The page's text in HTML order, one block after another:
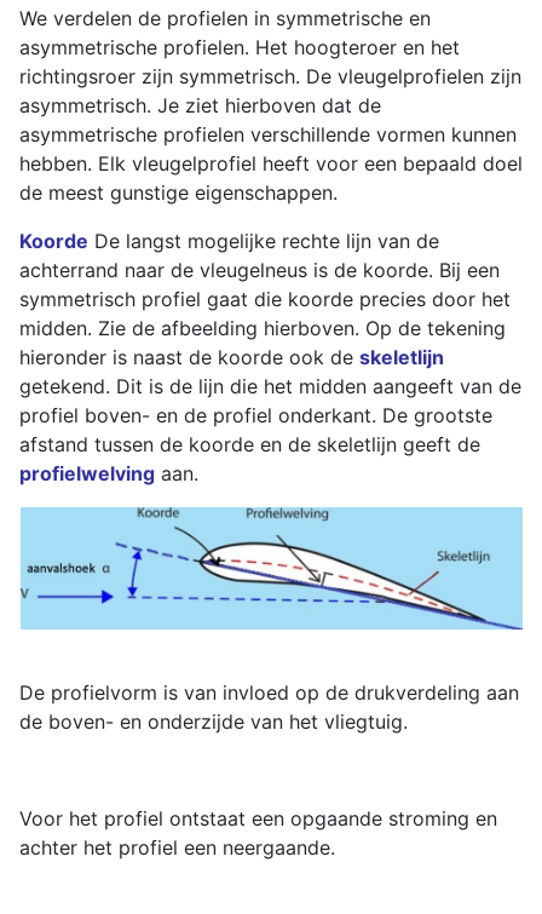
We verdelen de profielen in symmetrische en
asymmetrische profielen. Het hoogteroer en het
richtingsroer zijn symmetrisch. De vleugelprofielen zijn
asymmetrisch. Je ziet hierboven dat de
asymmetrische profielen verschillende vormen kunnen
hebben. Elk vleugelprofiel heeft voor een bepaald doel
de meest gunstige eigenschappen.
Koorde De langst mogelijke rechte lijn van de
achterrand naar de vleugelneus is de koorde. Bij een
symmetrisch profiel gaat die koorde precies door het
midden. Zie de afbeelding hierboven. Op de tekening
hieronder is naast de koorde ook de skeletlijn
getekend. Dit is de lijn die het midden aangeeft van de
profiel boven- en de profiel onderkant. De grootste
afstand tussen de koorde en de skeletlijn geeft de
profielwelving aan.
De profielvorm is van invloed op de drukverdeling aan
de boven- en onderzijde van het vliegtuig.
Voor het profiel ontstaat een opgaande stroming en
achter het profiel een neergaande.